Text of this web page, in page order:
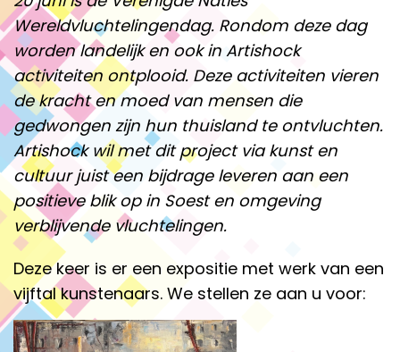
Wereldvluchtelingendag. Rondom deze dag
worden landelijk en ook in Artishock
activiteiten ontplooid. Deze activiteiten vieren
de kracht en moed van mensen die
gedwongen zijn hun thuisland te ontvluchten.
Artishock wil met dit project via kunst en
cultuur juist een bijdrage leveren aan een
positieve blik op in Soest en omgeving
verblijvende vluchtelingen.
Deze keer is er een expositie met werk van een
vijftal kunstenaars. We stellen ze aan u voor: